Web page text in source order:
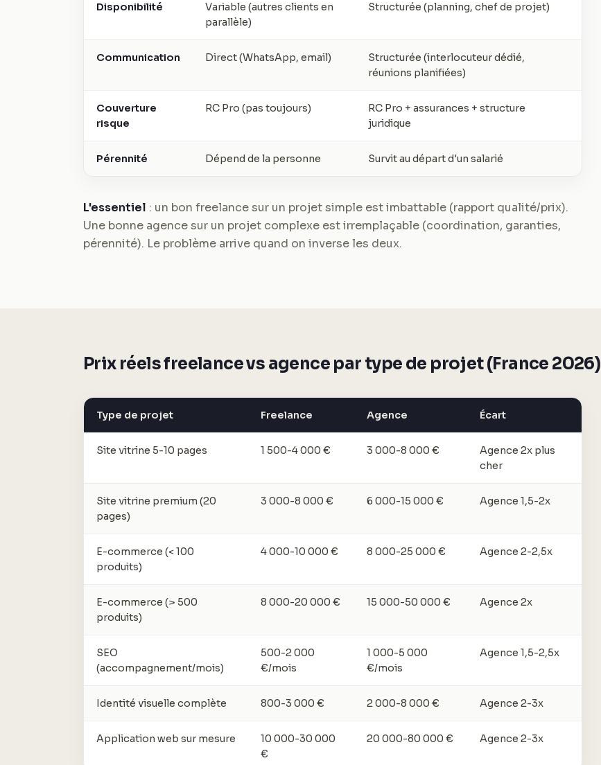
Disponibilité
Variable (autres clients en
parallèle)
Structurée (planning, chef de projet)
Communication Direct (WhatsApp, email)
Structurée (interlocuteur dédié,
réunions planifiées)
Couverture
risque
RC Pro (pas toujours)
RC Pro + assurances + structure
juridique
Pérennité Dépend de la personne Survit au départ d'un salarié
L'essentiel : un bon freelance sur un projet simple est imbattable (rapport qualité/prix).
Une bonne agence sur un projet complexe est irremplaçable (coordination, garanties,
pérennité). Le problème arrive quand on inverse les deux.
Prix réels freelance vs agence par type de projet (France 2026)
Type de projet Freelance Agence Écart
Site vitrine 5-10 pages 1 500-4 000 € 3 000-8 000 €
Agence 2x plus
cher
Site vitrine premium (20
pages)
3 000-8 000 € 6 000-15 000 € Agence 1,5-2x
E-commerce (< 100
produits)
4 000-10 000 € 8 000-25 000 € Agence 2-2,5x
E-commerce (> 500
produits)
8 000-20 000 € 15 000-50 000 € Agence 2x
SEO
(accompagnement/mois)
500-2 000
€/mois
1 000-5 000
€/mois
Agence 1,5-2,5x
Identité visuelle complète 800-3 000 € 2 000-8 000 € Agence 2-3x
Application web sur mesure
10 000-30 000
€
20 000-80 000 € Agence 2-3x